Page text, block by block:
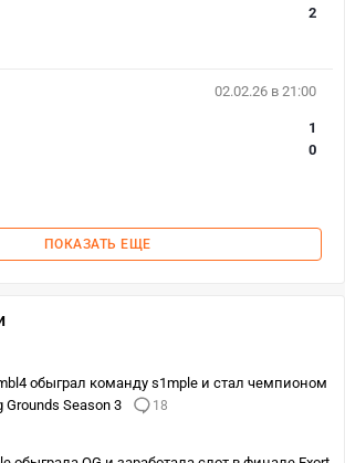
2
02.02.26 в 21:00
1
0
ПОКАЗАТЬ ЕЩЕ
обыграл команду s1mple и стал чемпионом
Grounds Season 3
18